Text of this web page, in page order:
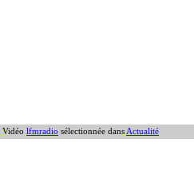
Vidéo lfmradio sélectionnée dans Actualité